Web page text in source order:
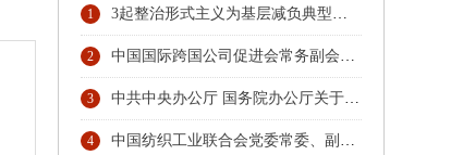
1 3起整治形式主义为基层减负典型问题，公开通报！
2 中国国际跨国公司促进会常务副会长张笑宇接受纪律审查和监察调查
3 中共中央办公厅 国务院办公厅关于更高水平更高质量做好节能降碳工作的意见
4 中国纺织工业联合会党委常委、副会长端小平接受纪律审查和监察调查